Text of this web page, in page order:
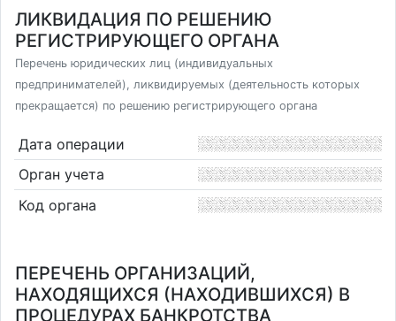
ЛИКВИДАЦИЯ ПО РЕШЕНИЮ
РЕГИСТРИРУЮЩЕГО ОРГАНА
Перечень юридических лиц (индивидуальных
предпринимателей), ликвидируемых (деятельность которых
прекращается) по решению регистрирующего органа
Дата операции
Орган учета
Код органа
ПЕРЕЧЕНЬ ОРГАНИЗАЦИЙ,
НАХОДЯЩИХСЯ (НАХОДИВШИХСЯ) В
ПРОЦЕДУРАХ БАНКРОТСТВА